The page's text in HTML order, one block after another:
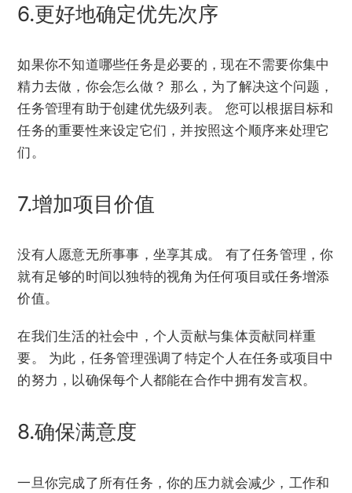
6.更好地确定优先次序
如果你不知道哪些任务是必要的，现在不需要你集中
精力去做，你会怎么做？ 那么，为了解决这个问题，
任务管理有助于创建优先级列表。 您可以根据目标和
任务的重要性来设定它们，并按照这个顺序来处理它
们。
7.增加项目价值
没有人愿意无所事事，坐享其成。 有了任务管理，你
就有足够的时间以独特的视角为任何项目或任务增添
价值。
在我们生活的社会中，个人贡献与集体贡献同样重
要。 为此，任务管理强调了特定个人在任务或项目中
的努力，以确保每个人都能在合作中拥有发言权。
8.确保满意度
一旦你完成了所有任务，你的压力就会减少，工作和